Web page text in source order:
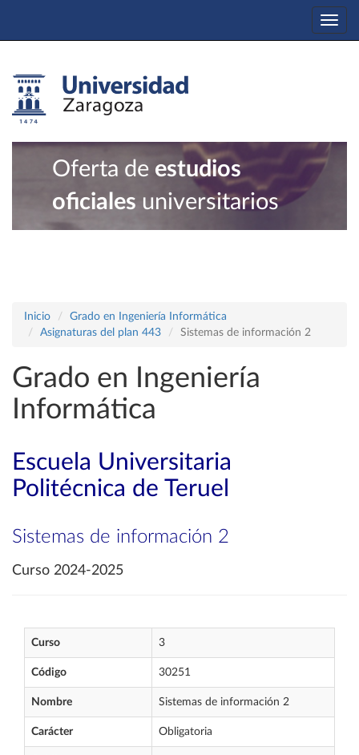
Oferta de estudios
oficiales universitarios
Inicio
Grado en Ingeniería Informática
Asignaturas del plan 443
Sistemas de información 2
Grado en Ingeniería
Informática
Escuela Universitaria
Politécnica de Teruel
Sistemas de información 2
Curso 2024-2025
Curso 3
Código 30251
Nombre Sistemas de información 2
Carácter Obligatoria